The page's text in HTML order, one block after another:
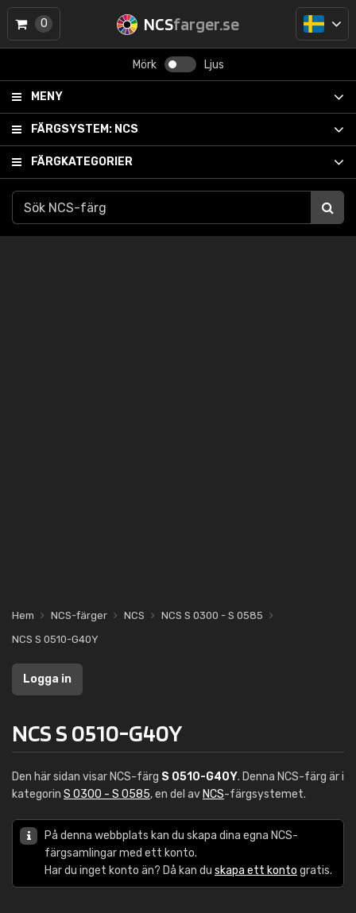
NCSfarger.se
Mörk Ljus
MENY
FÄRGSYSTEM: NCS
FÄRGKATEGORIER
0
Hem NCS-färger NCS
NCS S 0300 - S 0585
NCS S 0510-G40Y
Logga in
NCS S 0510-G40Y
Den här sidan visar NCS-färg S 0510-G40Y. Denna NCS-färg är i
kategorin S 0300 - S 0585, en del av NCS-färgsystemet.
På denna webbplats kan du skapa dina egna NCS-
färgsamlingar med ett konto.
Har du inget konto än? Då kan du skapa ett konto gratis.